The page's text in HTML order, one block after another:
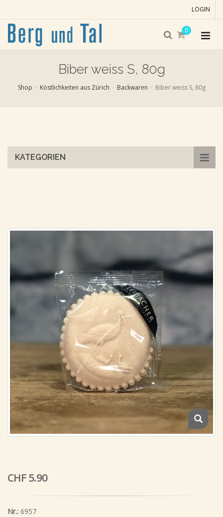
LOGIN
0
Biber weiss S, 80g
Shop Köstlichkeiten aus Zürich Backwaren Biber weiss S, 80g
KATEGORIEN
CHF 5.90
Nr.: 6957